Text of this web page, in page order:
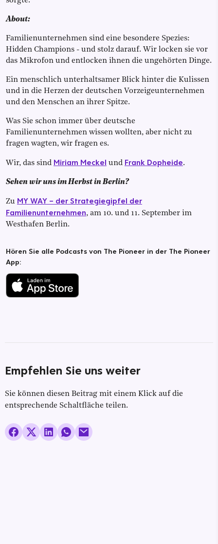
About:
Familienunternehmen sind eine besondere Spezies:
Hidden Champions - und stolz darauf. Wir locken sie vor
das Mikrofon und entlocken ihnen die ungehörten Dinge.
Ein menschlich unterhaltsamer Blick hinter die Kulissen
und in die Herzen der deutschen Vorzeigeunternehmen
und den Menschen an ihrer Spitze.
Was Sie schon immer über deutsche
Familienunternehmen wissen wollten, aber nicht zu
fragen wagten, wir fragen es.
Wir, das sind Miriam Meckel und Frank Dopheide.
Sehen wir uns im Herbst in Berlin?
Zu MY WAY – der Strategiegipfel der
Familienunternehmen, am 10. und 11. September im
Westhafen Berlin.
Hören Sie alle Podcasts von The Pioneer in der The Pioneer
App:
Empfehlen Sie uns weiter
Sie können diesen Beitrag mit einem Klick auf die
entsprechende Schaltfläche teilen.